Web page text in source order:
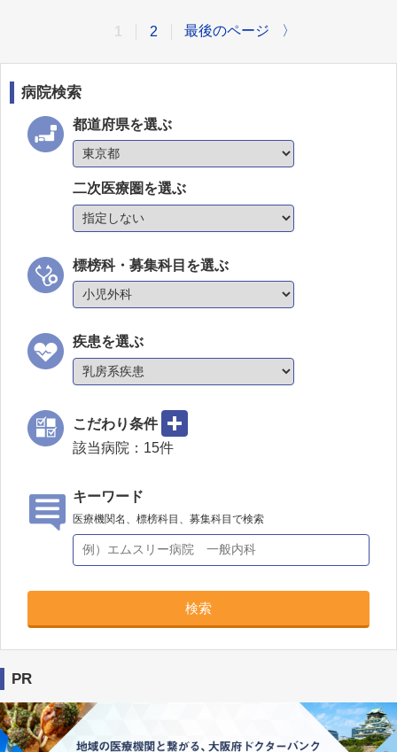
2 最後のページ 〉
病院検索
都道府県を選ぶ
二次医療圏を選ぶ
標榜科・募集科目を選ぶ
疾患を選ぶ
こだわり条件
該当病院： 15件
キーワード
医療機関名、標榜科目、募集科目で検索
検索
PR